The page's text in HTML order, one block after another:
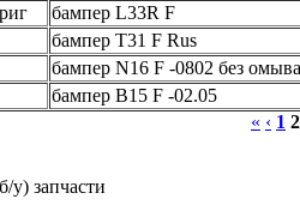
бампер L33R F
бампер T31 F Rus
бампер N16 F -0802 без
бампер B15 F -02.05
« ‹ 1 2
y) запчасти